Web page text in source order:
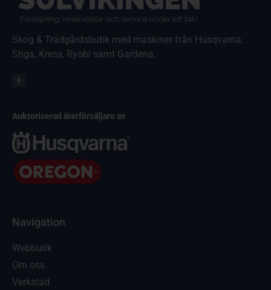
Skog & Trädgårdsbutik med maskiner från Husqvarna,
Stiga, Kress, Ryobi samt Gardena.
Auktoriserad återförsäljare av
Navigation
Webbutik
Om oss
Verkstad